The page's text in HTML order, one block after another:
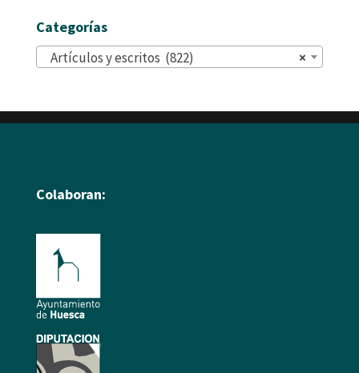
Categorías
×
Artículos y escritos (822)
Colaboran: